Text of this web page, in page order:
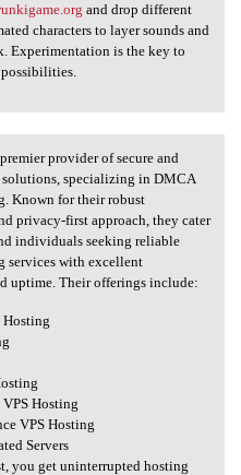
and drop different
characters to layer sounds and
Experimentation is the key to
premier
provider of secure and
specializing in DMCA
Known for their robust
privacy-first approach, they cater
individuals seeking reliable
services with excellent
uptime. Their offerings include:
Hosting
VPS Hosting
Servers
you get uninterrupted hosting